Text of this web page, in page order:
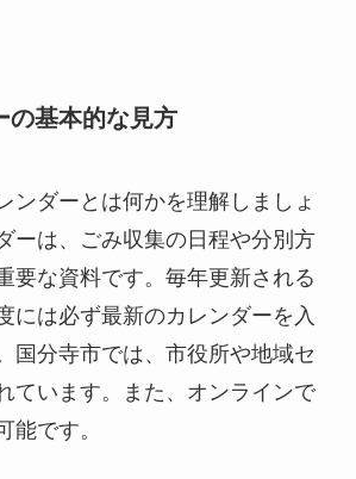
の基本的な見方
ンダーとは何かを理解しましょ
ーは、ごみ収集の日程や分別方
要な資料です。毎年更新される
には必ず最新のカレンダーを入
国分寺市では、市役所や地域セ
ています。また、オンラインで
能です。